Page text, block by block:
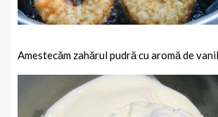
Amestecăm zahărul pudră cu aromă de